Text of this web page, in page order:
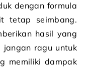
dengan formula
tetap seimbang.
hasil yang
jangan ragu untuk
memiliki dampak